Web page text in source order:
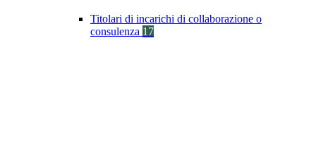
Titolari di incarichi di collaborazione o
consulenza 17